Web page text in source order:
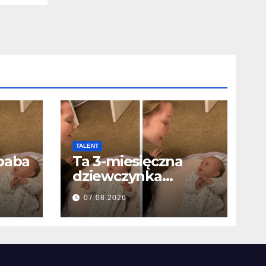
TALENT
Ta 3-miesięczna
dziewczynka
próbowała śpiewać
z mamą… i roztopiła
miliony serc
07.08.2026